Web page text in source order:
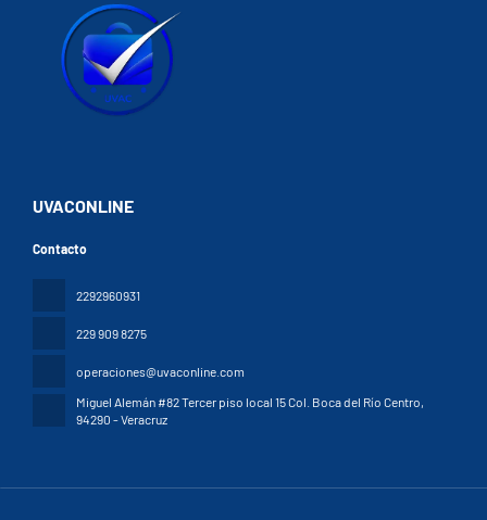
UVACONLINE
Contacto
2292960931
229 909 8275
operaciones@uvaconline.com
Miguel Alemán #82 Tercer piso local 15 Col. Boca del Río Centro
94290 - Veracruz